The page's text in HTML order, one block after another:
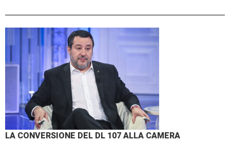
LA CONVERSIONE DEL DL 107 ALLA CAMERA